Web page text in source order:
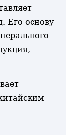
Его основу